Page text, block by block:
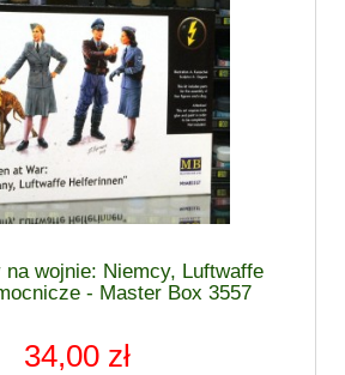
na wojnie: Niemcy, Luftwaffe
- Master Box 3557
34,00 zł